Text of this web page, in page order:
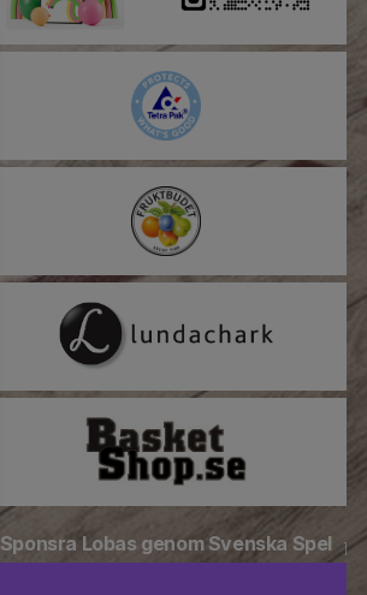
Sponsra Lobas genom Svenska Spel